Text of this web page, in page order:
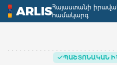
ARLISՀայաստանի
համակարգ
ՊԱՇՏՈՆԱԿԱՆ